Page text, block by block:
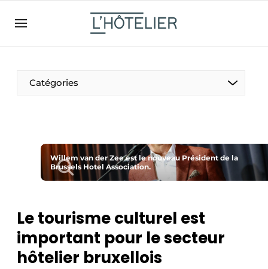
BE
EN
NL
EN
Catégories
Nettoyage & Entretien
Willem van der Zee est le nouveau Président de la
Brussels Hotel Association.
Le tourisme culturel est
important pour le secteur
hôtelier bruxellois